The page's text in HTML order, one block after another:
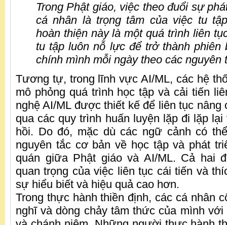
Trong Phật giáo, việc theo đuổi sự
cá nhân là trọng tâm của việc tu
hoàn thiện này là một quá trình liên
tu tập luôn nỗ lực để trở thành phiên
chính mình mỗi ngày theo các nguyên
Tương tự, trong lĩnh vực AI/ML, các hệ
mô phỏng quá trình học tập và cải tiến
nghệ AI/ML được thiết kế để liên tục nâng
qua các quy trình huấn luyện lặp đi lặp
hồi. Do đó, mặc dù các ngữ cảnh có
nguyên tắc cơ bản về học tập và phát
quán giữa Phật giáo và AI/ML. Cả hai
quan trọng của việc liên tục cái tiến và
sự hiểu biết và hiệu quả cao hơn.
Trong thực hành thiền định, các cá nhân
nghĩ và dòng chảy tâm thức của mình